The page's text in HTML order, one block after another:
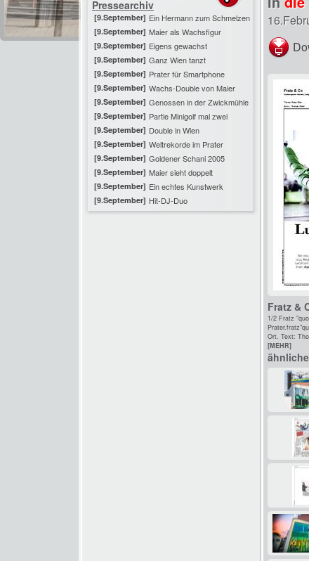
Pressearchiv
[9.September] Ein Hermann zum Schmelzen
[9.September] Maier als Wachsfigur
[9.September] Eigens gewachst
[9.September] Ganz Wien tanzt
[9.September] Prater für Smartphone
[9.September] Wachs-Double von Maier
[9.September] Genossen in der Zwickmühle
[9.September] Partie Minigolf mal zwei
[9.September] Double in Wien
[9.September] Weltrekorde im Prater
[9.September] Goldener Schani 2005
[9.September] Maier sieht doppelt
[9.September] Ein echtes Kunstwerk
[9.September] Hit-DJ-Duo
Fratz &
1/2 Fratz
Ort. Text:
[MEHR]